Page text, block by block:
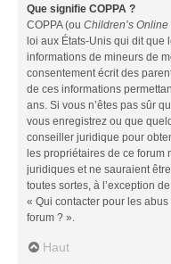
Que signifie COPPA ?
COPPA (ou Children’s
loi aux États-Unis qui dit que
informations de mineurs de
consentement écrit des
de ces informations
ans. Si vous n’êtes pas sûr
vous enregistrez ou que
conseiller juridique pour
les propriétaires de ce forum
juridiques et ne sauraient
toutes sortes, à l’exception
« Qui contacter pour les
forum ? ».
Haut